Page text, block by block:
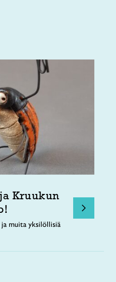
Kruukun
muita yksilöllisiä